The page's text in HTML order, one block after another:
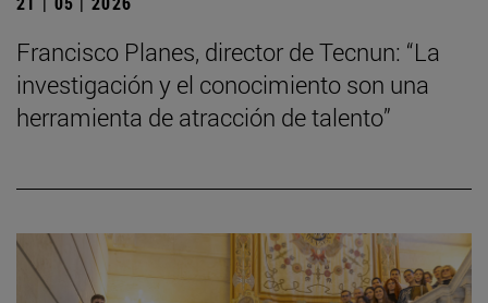
Francisco Planes, director de Tecnun: “La
investigación y el conocimiento son una
herramienta de atracción de talento”